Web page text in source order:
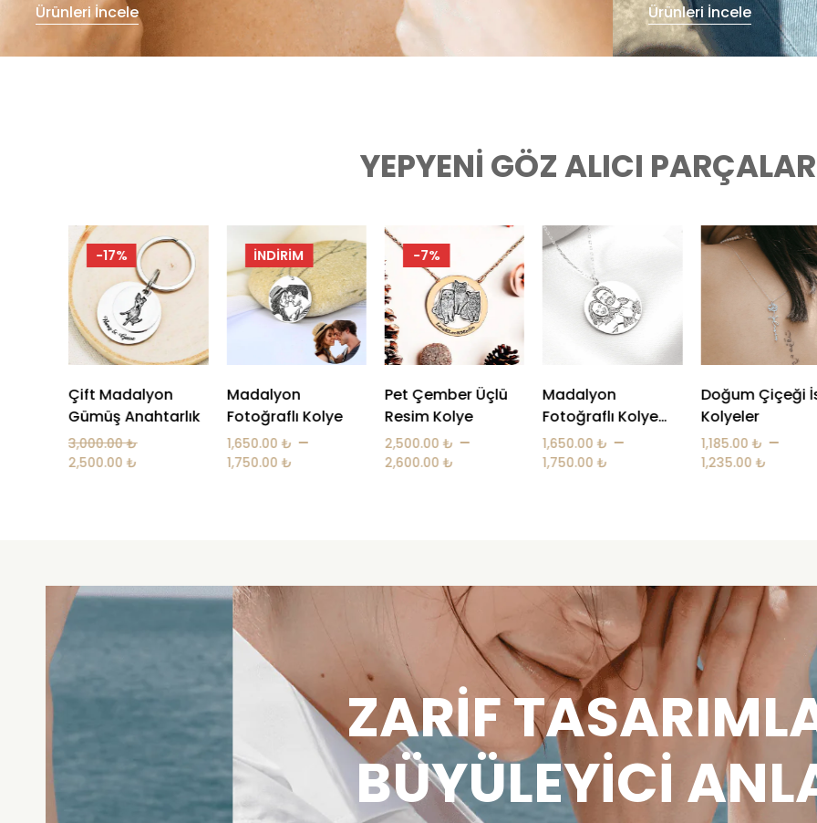
Ürünleri İncele Ürünleri İncele
YEPYENI GÖZ ALICI
İNDIRIM
Madalyon
Fotoğraflı Kolye
1,650.00₺
1,750.00 ₺
-7%
Pet Çember Üçlü
Resim Kolye
2,500.00₺ –
2,600.00₺
Madalyon
Fotoğraflı Kolye
(22 mm)
1,650.00 ₺ –
1,750.00 ₺
Doğum Çiçeği İsim
Kolyeler
1,185.00 ₺ –
1,235.00₺
Çember
Bileklik
2,200.00₺
ZARIF
BÜYÜLEYICI